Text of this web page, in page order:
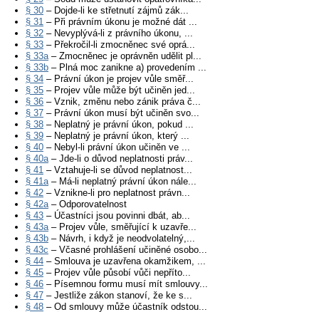
§ 30 – Dojde-li ke střetnutí zájmů zák...
§ 31 – Při právním úkonu je možné dát ...
§ 32 – Nevyplývá-li z právního úkonu, ...
§ 33 – Překročil-li zmocněnec své oprá...
§ 33a– Zmocněnec je oprávněn udělit pl...
§ 33b – Plná moc zanikne a) provedením ...
§ 34 – Právní úkon je projev vůle směř...
§ 35 – Projev vůle může být učiněn jed...
§ 36 – Vznik, změnu nebo zánik práva č...
§ 37 – Právní úkon musí být učiněn svo...
§ 38 – Neplatný je právní úkon, pokud ...
§ 39 – Neplatný je právní úkon, který ...
§ 40 – Nebyl-li právní úkon učiněn ve ...
§ 40a– Jde-li o důvod neplatnosti práv...
§ 41 – Vztahuje-li se důvod neplatnost...
§ 41a– Má-li neplatný právní úkon nále...
§ 42 – Vznikne-li pro neplatnost právn...
§ 42a– Odporovatelnost
§ 43 – Účastníci jsou povinni dbát, ab...
§ 43a– Projev vůle, směřující k uzavře...
§ 43b – Návrh, i když je neodvolatelný,...
§ 43c – Včasné prohlášení učiněné osobo...
§ 44 – Smlouva je uzavřena okamžikem, ...
§ 45 – Projev vůle působí vůči nepříto...
§ 46 – Písemnou formu musí mít smlouvy...
§ 47 – Jestliže zákon stanoví, že ke s...
§ 48 – Od smlouvy může účastník odstou...